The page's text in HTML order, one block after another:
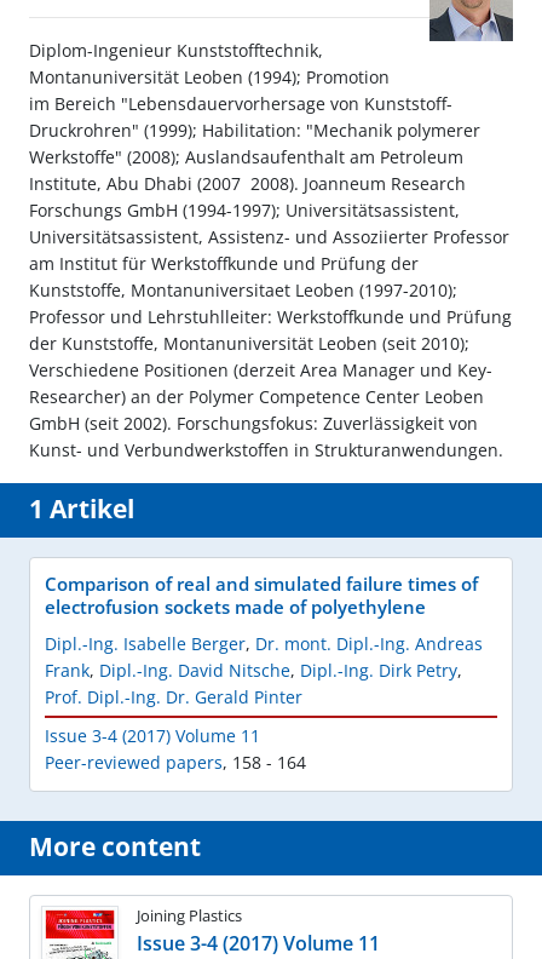
Diplom-Ingenieur Kunststofftechnik,
Montanuniversität Leoben (1994); Promotion
im Bereich "Lebensdauervorhersage von Kunststoff-
Druckrohren" (1999); Habilitation: "Mechanik polymerer
Werkstoffe" (2008); Auslandsaufenthalt am Petroleum
Institute, Abu Dhabi (2007  2008). Joanneum Research
Forschungs GmbH (1994-1997); Universitätsassistent,
Universitätsassistent, Assistenz- und Assoziierter Professor
am Institut für Werkstoffkunde und Prüfung der
Kunststoffe, Montanuniversitaet Leoben (1997-2010);
Professor und Lehrstuhlleiter: Werkstoffkunde und Prüfung
der Kunststoffe, Montanuniversität Leoben (seit 2010);
Verschiedene Positionen (derzeit Area Manager und Key-
Researcher) an der Polymer Competence Center Leoben
GmbH (seit 2002). Forschungsfokus: Zuverlässigkeit von
Kunst- und Verbundwerkstoffen in Strukturanwendungen.
1 Artikel
Comparison of real and simulated failure times of
electrofusion sockets made of polyethylene
Dipl.-Ing. Isabelle Berger, Dr. mont. Dipl.-Ing. Andreas
Frank, Dipl.-Ing. David Nitsche, Dipl.-Ing. Dirk Petry,
Prof. Dipl.-Ing. Dr. Gerald Pinter
Issue 3-4 (2017) Volume 11
Peer-reviewed papers, 158 - 164
More content
Joining Plastics
Issue 3-4 (2017) Volume 11